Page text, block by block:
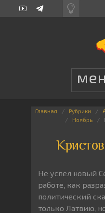
Главная Рубрики
Ноябрь
Не успел новый
работе, как
политический
только Латвию,